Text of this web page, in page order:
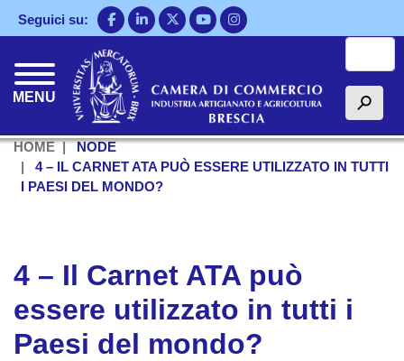
Salta
al
Seguici su:
MENU h
HOME
NODE
4 – IL CARNET ATA PUÒ ESSERE UTILIZZATO IN TUTTI
I PAESI DEL MONDO?
4 – Il Carnet ATA può
essere utilizzato in tutti i
Paesi del mondo?